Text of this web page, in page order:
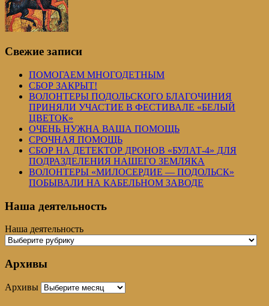
Свежие записи
ПОМОГАЕМ МНОГОДЕТНЫМ
СБОР ЗАКРЫТ!
ВОЛОНТЕРЫ ПОДОЛЬСКОГО БЛАГОЧИНИЯ
ПРИНЯЛИ УЧАСТИЕ В ФЕСТИВАЛЕ «БЕЛЫЙ
ЦВЕТОК»
ОЧЕНЬ НУЖНА ВАША ПОМОЩЬ
СРОЧНАЯ ПОМОЩЬ
СБОР НА ДЕТЕКТОР ДРОНОВ «БУЛАТ-4» ДЛЯ
ПОДРАЗДЕЛЕНИЯ НАШЕГО ЗЕМЛЯКА
ВОЛОНТЕРЫ «МИЛОСЕРДИЕ — ПОДОЛЬСК»
ПОБЫВАЛИ НА КАБЕЛЬНОМ ЗАВОДЕ
Наша деятельность
Наша деятельность
Архивы
Архивы